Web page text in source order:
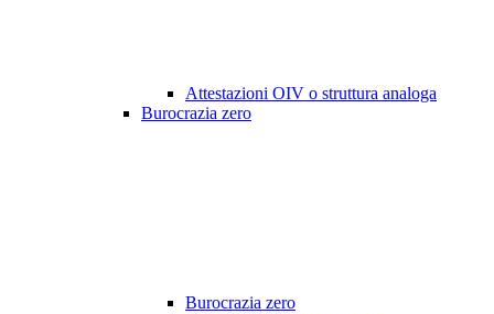
Attestazioni OIV o struttura analoga
Burocrazia zero
Burocrazia zero